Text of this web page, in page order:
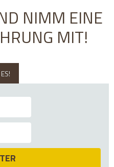
NIMM EINE
MIT!